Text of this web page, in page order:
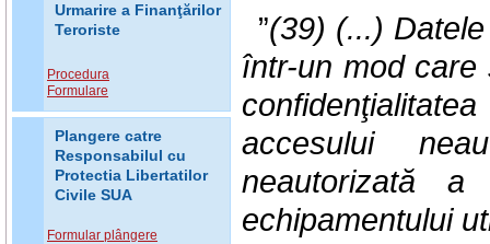
Urmarire a Finanţărilor
Teroriste
Procedura
Formulare
Plangere catre
Responsabilul cu
Protectia Libertatilor
Civile SUA
Formular plângere
”(39) (...)
într-un mod
accesului
neautorizată
echipamentului